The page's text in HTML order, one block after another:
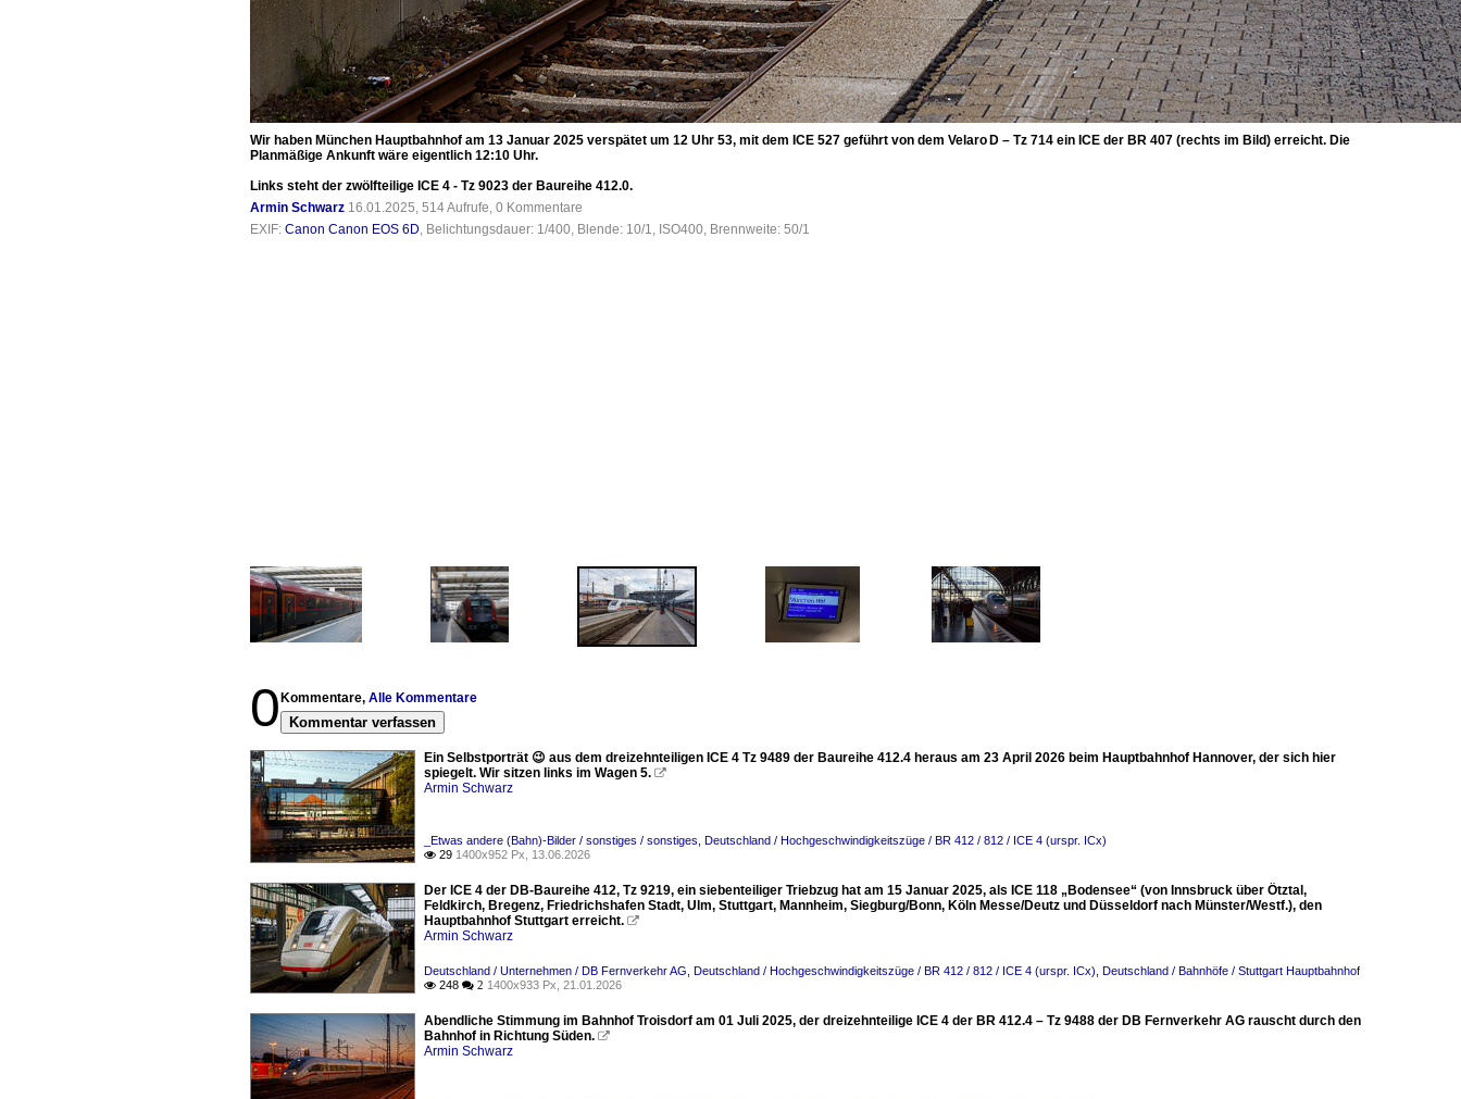
Wir haben München Hauptbahnhof am 13 Januar 2025 verspätet um 12 Uhr 53, mit dem ICE 527 geführt von dem Velaro D – Tz 714 ein ICE der BR 407 (rechts im Bild) erreicht. Die
Planmäßige Ankunft wäre eigentlich 12:10 Uhr.
Links steht der zwölfteilige ICE 4 - Tz 9023 der Baureihe 412.0.
Armin Schwarz 16.01.2025, 514 Aufrufe, 0 Kommentare
EXIF: Canon Canon EOS 6D, Belichtungsdauer: 1/400, Blende: 10/1, ISO400, Brennweite: 50/1
0 Kommentare, Alle Kommentare
Kommentar verfassen
Ein Selbstporträt 😉 aus dem dreizehnteiligen ICE 4 Tz 9489 der Baureihe 412.4 heraus am 23 April 2026 beim Hauptbahnhof Hannover, der sich hier
spiegelt. Wir sitzen links im Wagen 5. 
Armin Schwarz
_Etwas andere (Bahn)-Bilder / sonstiges / sonstiges Deutschland / Hochgeschwindigkeitszüge / BR 412 / 812 / ICE 4 (urspr. ICx)
 29 1400x952 Px, 13.06.2026
Der ICE 4 der DB-Baureihe 412, Tz 9219, ein siebenteiliger Triebzug hat am 15 Januar 2025, als ICE 118 „Bodensee“ (von Innsbruck über Ötztal,
Feldkirch, Bregenz, Friedrichshafen Stadt, Ulm, Stuttgart, Mannheim, Siegburg/Bonn, Köln Messe/Deutz und Düsseldorf nach Münster/Westf.), den
Hauptbahnhof Stuttgart erreicht. 
Armin Schwarz
Deutschland / Unternehmen / DB Fernverkehr AG Deutschland / Hochgeschwindigkeitszüge / BR 412 / 812 / ICE 4 (urspr. ICx) Deutschland / Bahnhöfe / Stuttgart Hauptbahnhof
 248  2 1400x933 Px, 21.01.2026
Abendliche Stimmung im Bahnhof Troisdorf am 01 Juli 2025, der dreizehnteilige ICE 4 der BR 412.4 – Tz 9488 der DB Fernverkehr AG rauscht durch den
Bahnhof in Richtung Süden. 
Armin Schwarz